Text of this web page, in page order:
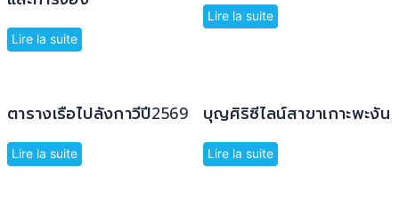
Lire la suite
Lire la suite
ตารางเรือไปลังกาวีปี2569
Lire la suite
บุญศิริซีไลน์สาขาเกาะพะงัน
Lire la suite